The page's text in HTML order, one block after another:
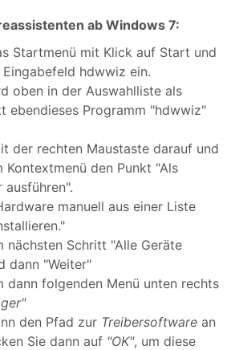
ab Windows 7:
Startmenü mit Klick auf Start und
hdwwiz ein.
oben in der Auswahlliste als
ebendieses Programm "hdwwiz"
der rechten Maustaste darauf und
Kontextmenü den Punkt "Als
manuell aus einer Liste
nächsten Schritt "Alle Geräte
dann "Weiter"
dann folgenden Menü unten rechts
den Pfad zur Treibersoftware an
Sie dann auf "OK", um diese